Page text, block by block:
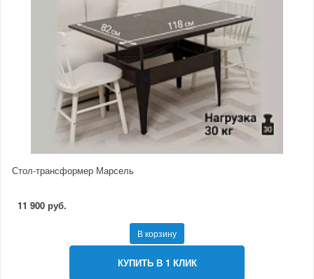
Стол-трансформер Марсель
11 900 руб.
В корзину
КУПИТЬ В 1 КЛИК